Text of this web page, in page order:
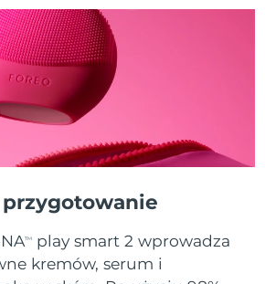
przygotowanie
TM
play smart 2 wprowadza
kremów, serum i
13/8/26
Oczekiwany czas dostawy
Oczekiwany czas dostawy
Oczekiwany czas dostawy
Oczekiwany czas dostawy
Oczekiwany czas dostawy